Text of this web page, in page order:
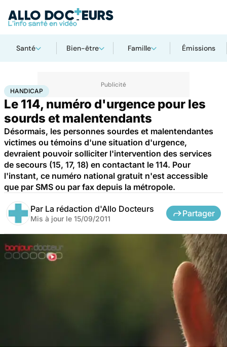
Santé Bien-être Famille Émissions
AccueilSanté Maladies
HANDICAP
Le 114, numéro d'urgence pour les
sourds et malentendants
Désormais, les personnes sourdes et malentendantes
victimes ou témoins d'une situation d'urgence,
devraient pouvoir solliciter l'intervention des services
de secours (15, 17, 18) en contactant le 114. Pour
l'instant, ce numéro national gratuit n'est accessible
que par SMS ou par fax depuis la métropole.
Par La rédaction d'Allo Docteurs
Mis à jour le 15/09/2011
Partager